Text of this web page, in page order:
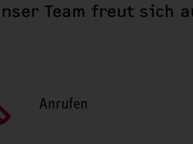
Team freut sich
Anrufen